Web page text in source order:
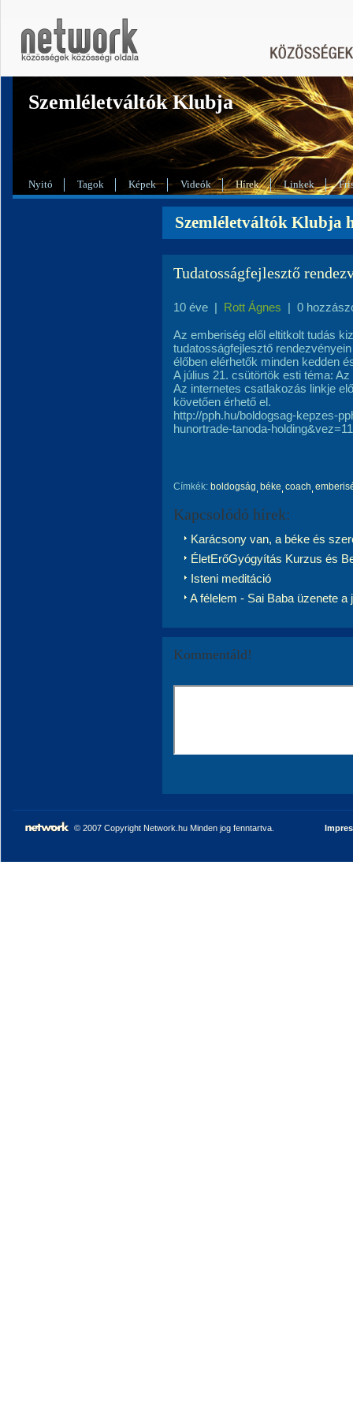
Szemléletváltók Klubja
Nyitó Tagok Képek Videók Hírek Linkek
Szemléletváltók Klubja
Tudatosságfejlesztő
10 éve | Rott Ágnes | 0
Az emberiség elől eltitkolt tudás
tudatosságfejlesztő
élőben elérhetők minden kedden
A július 21. csütörtök esti téma:
Az internetes csatlakozás linkje
követően érhető el.
http://pph.hu/boldogsag-kepzes-
hunortrade-tanoda-
Címkék: boldogság béke coach
Kapcsolódó hírek:
Karácsony van, a béke és
ÉletErőGyógyítás Kurzus és
Isteni meditáció
A félelem - Sai Baba üzenete a
Kommentáld!
© 2007 Copyright Network.hu Minden jog fenntartva.